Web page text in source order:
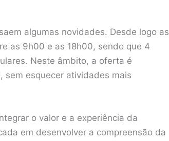
algumas novidades. Desde logo as
as 9h00 e as 18h00, sendo que 4
Neste âmbito, a oferta é
sem esquecer atividades mais
o valor e a experiência da
em desenvolver a compreensão da